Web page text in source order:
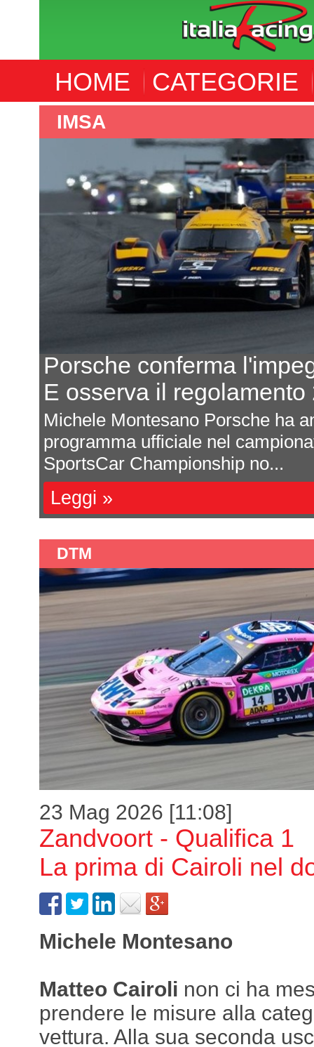
HOME CATEGORIE
IMSA
Porsche conferma
E osserva il
Michele Montesano Porsche ha
programma ufficiale nel
SportsCar Championship no...
Leggi »
DTM
23 Mag 2026 [11:08]
Zandvoort - Qualifica 1
La prima di Cairoli nel
Michele Montesano
Matteo Cairoli non ci ha
prendere le misure alla
vettura. Alla sua seconda